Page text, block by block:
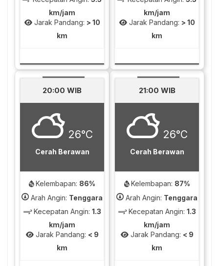
km/jam
Jarak Pandang: > 10
km
km/jam
Jarak Pandang: > 10
km
20:00 WIB
26°C
Cerah Berawan
Kelembapan: 86%
Arah Angin: Tenggara
Kecepatan Angin: 1.3
km/jam
Jarak Pandang: < 9
km
21:00 WIB
26°C
Cerah Berawan
Kelembapan: 87%
Arah Angin: Tenggara
Kecepatan Angin: 1.3
km/jam
Jarak Pandang: < 9
km